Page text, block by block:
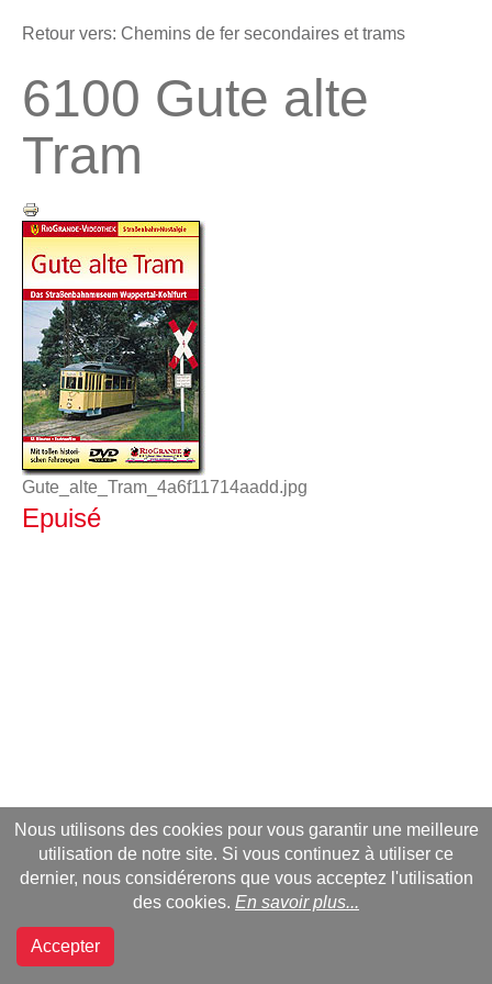
Retour vers: Chemins de fer secondaires et trams
6100 Gute alte
Tram
Gute_alte_Tram_4a6f11714aadd.jpg
Epuisé
Nous utilisons des cookies pour vous garantir une meilleure
utilisation de notre site. Si vous continuez à utiliser ce
dernier, nous considérerons que vous acceptez l'utilisation
des cookies. En savoir plus...
Accepter